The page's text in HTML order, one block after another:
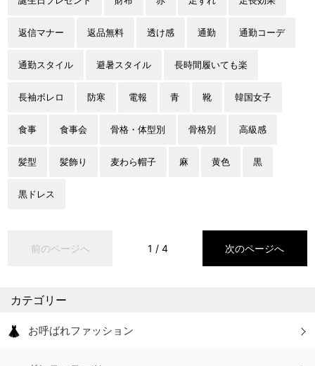
返信マナー 返品無料 透け感 通勤 通勤コーデ
通勤スタイル 避暑スタイル 長時間履いても楽
長袖ボレロ 防寒 電報 青 靴 韓国女子
食事 食事会 骨格・体型別 骨格別 高級感
髪型 髪飾り 麦わら帽子 麻 黄色 黒
黒ドレス
1 / 4
カテゴリー
お呼ばれファッション